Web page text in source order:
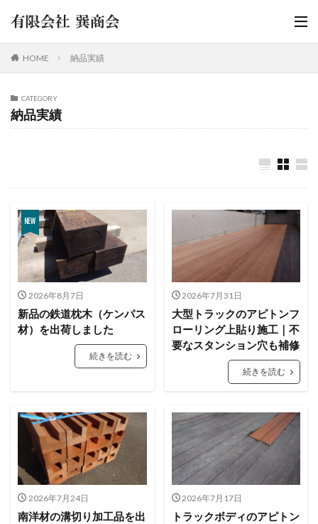
HOME 納品実績
CATEGORY
納品実績
2026年8月7日
新品の鉄道枕木（ケンパス
材）を出荷しました
続きを読む
2026年7月31日
大型トラックのアピトンフ
ローリング上貼り施工｜不
要なスタンション穴も補修
続きを読む
2026年7月24日
南洋材の溝切り加工品を出
2026年7月17日
トラックボディのアピトン